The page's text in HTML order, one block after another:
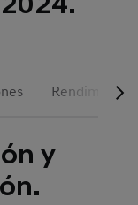
Rendimiento
y